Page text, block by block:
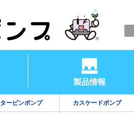
製品情報
タービンポンプ カスケードポンプ